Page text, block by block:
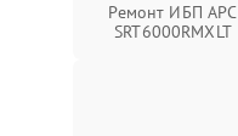
Ремонт ИБП APC
SRT6000RMXLT